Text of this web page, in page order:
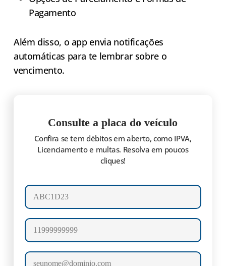
Pagamento
Além disso, o app envia notificações
automáticas para te lembrar sobre o
vencimento.
Consulte a placa do veículo
Confira se tem débitos em aberto, como IPVA,
Licenciamento e multas. Resolva em poucos
cliques!